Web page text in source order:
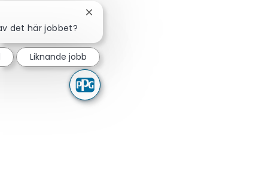
det här jobbet?
Stäng chattbot-avisering
Liknande jobb